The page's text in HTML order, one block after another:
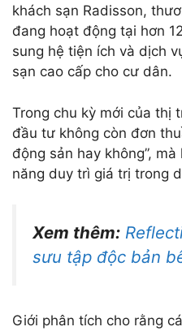
khách sạn Radisson,
đang hoạt động tại hơn
sung hệ tiện ích và dịch
sạn cao cấp cho cư dân.
Trong chu kỳ mới của thị
đầu tư không còn đơn
động sản hay không”,
năng duy trì giá trị trong
Xem thêm:
sưu tập độc bản
Giới phân tích cho rằng